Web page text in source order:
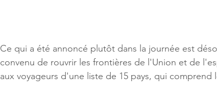
Ce qui a été annoncé plutôt dans la journée est
convenu de rouvrir les frontières de l'Union et de
aux voyageurs d'une liste de 15 pays, qui comprend